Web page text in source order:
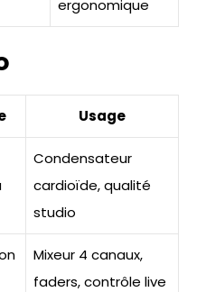
ergonomique
Usage
Condensateur
cardioïde, qualité
studio
Mixeur 4 canaux,
faders, contrôle live